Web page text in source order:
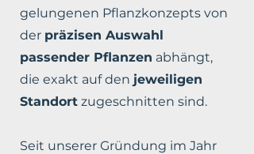
gelungenen Pflanzkonzepts von
der präzisen Auswahl
passender Pflanzen abhängt,
die exakt auf den jeweiligen
Standort zugeschnitten sind.
Seit unserer Gründung im Jahr